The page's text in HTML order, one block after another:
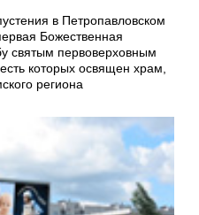
в Петропавловском
Божественная
святым первоверховным
которых освящен храм,
региона